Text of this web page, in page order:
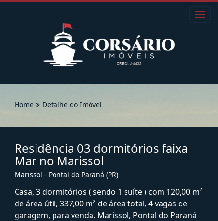
Home Detalhe do Imóvel
Residência 03 dormitórios faixa
Mar no Marissol
Marissol - Pontal do Paraná (PR)
Casa, 3 dormitórios ( sendo 1 suíte ) com 120,00 m²
de área útil, 337,00 m² de área total, 4 vagas de
garagem, para venda. Marissol, Pontal do Paraná